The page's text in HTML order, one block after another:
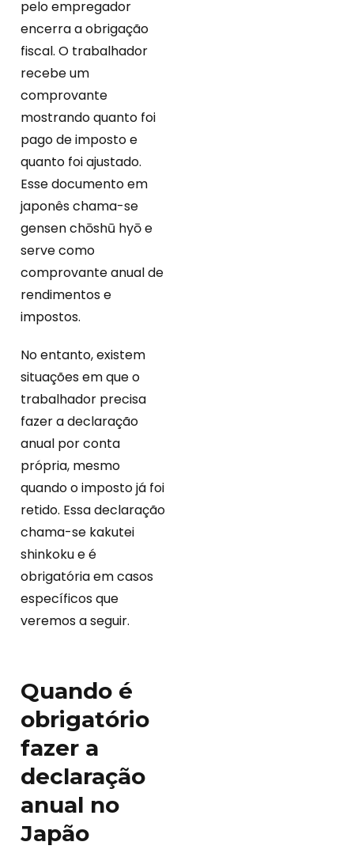
pelo empregador
encerra a obrigação
fiscal. O trabalhador
recebe um
comprovante
mostrando quanto foi
pago de imposto e
quanto foi ajustado.
Esse documento em
japonês chama-se
gensen chōshū hyō e
serve como
comprovante anual de
rendimentos e
impostos.
No entanto, existem
situações em que o
trabalhador precisa
fazer a declaração
anual por conta
própria, mesmo
quando o imposto já foi
retido. Essa declaração
chama-se kakutei
shinkoku e é
obrigatória em casos
específicos que
veremos a seguir.
Quando é
obrigatório
fazer a
declaração
anual no
Japão